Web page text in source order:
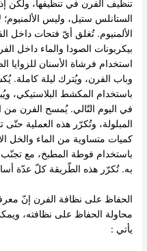
تنظيف الفرن في تنظيفها، ولكن
الستانلس ستيل، وليس
الألمنيوم. تُغلق أيّ فتحات داخل
بيكربونات الصودا والماء داخل
استخدام فرشاة الأسنان للزوايا
وباب الفرن، ويُترك ليلة كاملة.
باستخدام المكشط البلاستيكي،
في اليوم التّالي. يُمسح الفرن من
المبلولة، وتُكرّر هذه العملية حتّى
كميات متساوية من الماء والخل
باستخدام فوطة المطبخ، مع
به. تُكرّر هذه الطّريقة كلّ عدّة
الحفاظ على نظافة الفرن إنّ
محاولة الحفاظ على نظافته،
يأتي :